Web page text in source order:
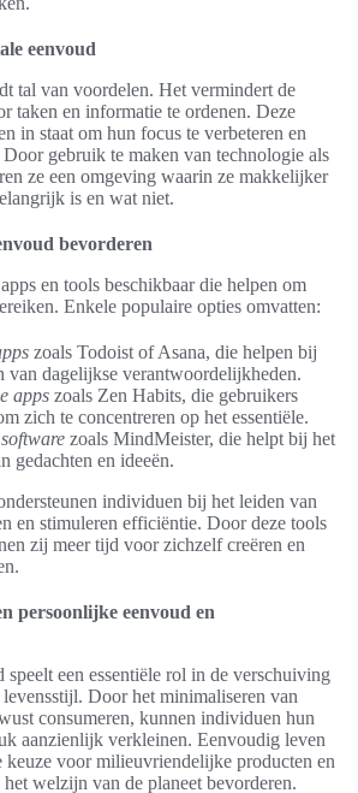
eenvoud
tal van voordelen. Het vermindert de
taken en informatie te ordenen. Deze
in staat om hun focus te verbeteren en
gebruik te maken van technologie als
ze een omgeving waarin ze makkelijker
is en wat niet.
bevorderen
en tools beschikbaar die helpen om
Enkele populaire opties omvatten:
zoals Todoist of Asana, die helpen bij
van dagelijkse verantwoordelijkheden.
apps zoals Zen Habits, die gebruikers
zich te concentreren op het essentiële.
zoals MindMeister, die helpt bij het
gedachten en ideeën.
individuen bij het leiden van
en stimuleren efficiëntie. Door deze tools
zij meer tijd voor zichzelf creëren en
persoonlijke eenvoud en
speelt een essentiële rol in de verschuiving
levensstijl. Door het minimaliseren van
consumeren, kunnen individuen hun
aanzienlijk verkleinen. Eenvoudig leven
keuze voor milieuvriendelijke producten en
welzijn van de planeet bevorderen.